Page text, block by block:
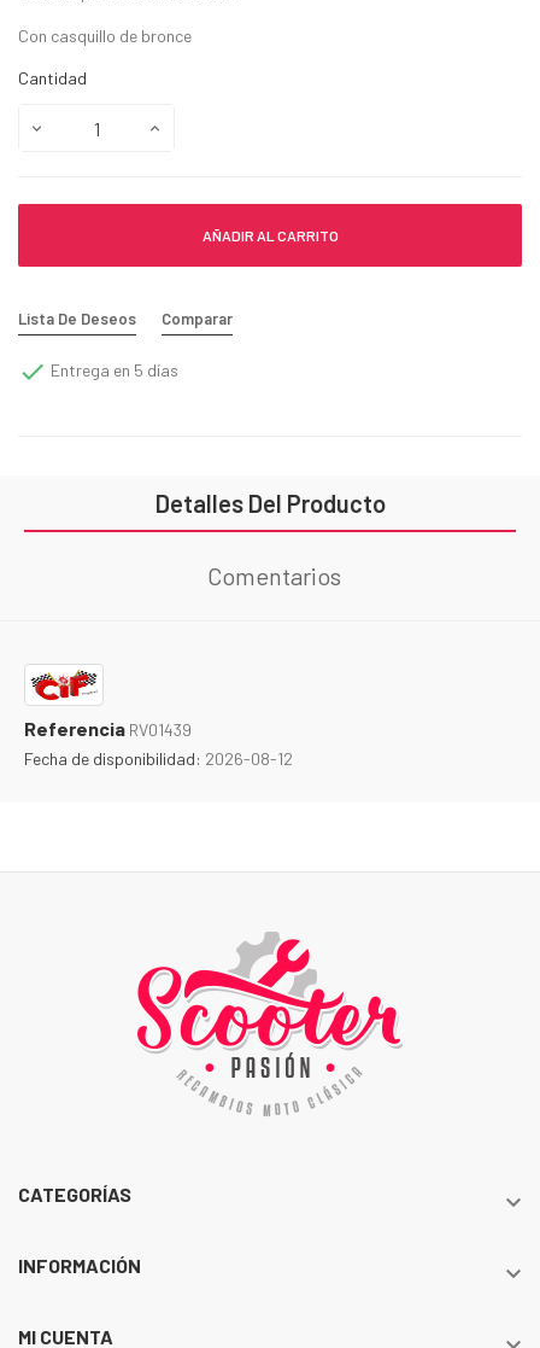
Con casquillo de bronce
Cantidad
AÑADIR AL CARRITO
Lista De Deseos Comparar
 Entrega en 5 días
Detalles Del Producto
Comentarios
Referencia RV01439
Fecha de disponibilidad: 2026-08-12
CATEGORÍAS 
INFORMACIÓN 
MI CUENTA